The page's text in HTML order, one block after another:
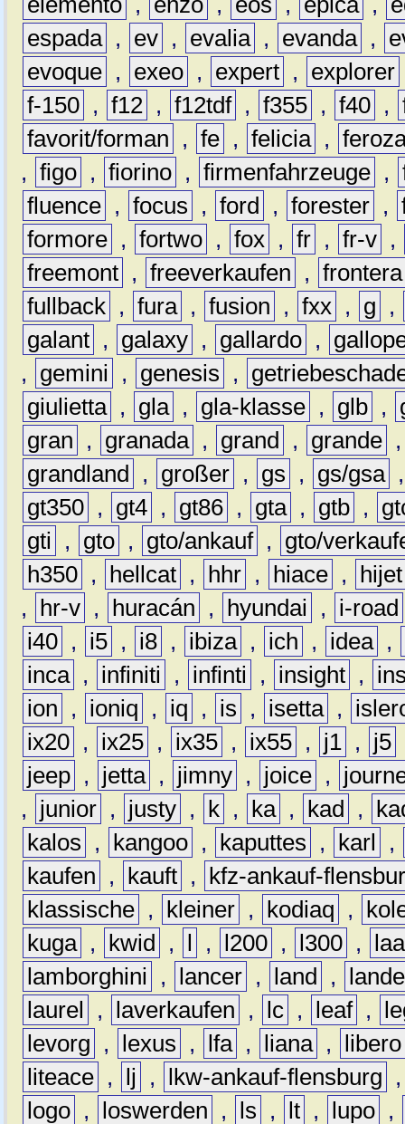
espada , ev , evalia , evanda ,
evoque , exeo , expert , explorer
f-150 , f12 , f12tdf , f355 , f40 ,
favorit/forman
, fe , felicia ,
, figo , fiorino , firmenfahrzeuge ,
fluence , focus , ford , forester ,
formore , fortwo , fox , fr , fr-v ,
freemont , freeverkaufen , frontera
fullback , fura , fusion , fxx , g
,
galant , galaxy , gallardo ,
,
gemini , genesis ,
giulietta , gla , gla-klasse , glb ,
gran
, granada , grand , grande
grandland
, großer , gs , gs/gsa
gt350 , gt4 , gt86 , gta , gtb ,
gti
, gto , gto/ankauf ,
gto/
h350 , hellcat , hhr , hiace ,
hijet
,
hr-v , huracán , hyundai ,
i-road
i40 , i5 , i8 , ibiza , ich , idea ,
inca , infiniti , infinti , insight ,
ion
, ioniq , iq , is , isetta ,
ix20 , ix25 , ix35 , ix55 , j1 , j5
jeep , jetta , jimny , joice ,
,
junior , justy , k , ka , kad ,
kalos
, kangoo , kaputtes , karl
,
kaufen
, kauft ,
kfz-ankauf-
klassische , kleiner , kodiaq ,
kuga , kwid , l , l200 , l300 ,
lamborghini
, lancer , land ,
laurel
, laverkaufen , lc , leaf ,
levorg
, lexus , lfa , liana ,
libero
liteace , lj , lkw-ankauf-flensburg
logo , loswerden , ls , lt , lupo ,